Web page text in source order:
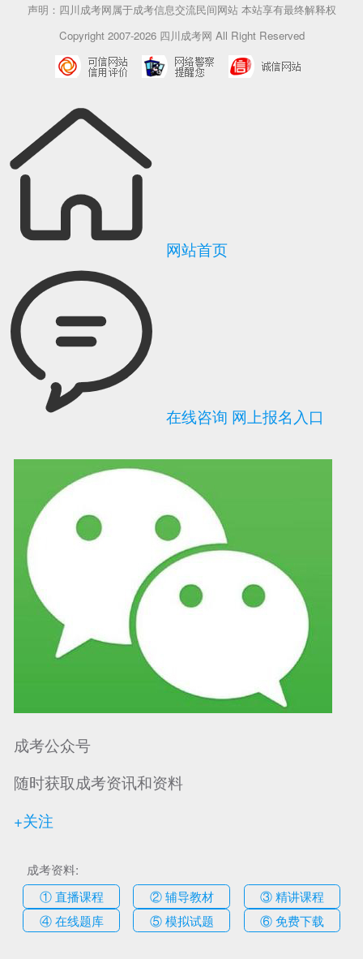
声明：四川成考网属于成考信息交流民间网站 本站享有最终解释权
Copyright 2007-2026 四川成考网 All Right Reserved
可信网站信用评 网络警察提醒你 诚信网站
网站首页
在线咨询 网上报名入口
成考公众号
随时获取成考资讯和资料
+关注
成考资料:
① 直播课程
② 辅导教材
③ 精讲课程
④ 在线题库
⑤ 模拟试题 ⑥ 免费下载